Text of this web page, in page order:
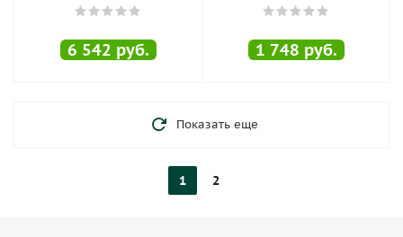
6 542 руб. 1 748 руб.
Показать еще
1 2